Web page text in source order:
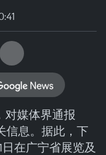
对媒体界通报
信息。据此，下
日在广宁省展览及